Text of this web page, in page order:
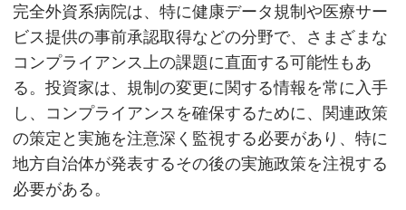
完全外資系病院は、特に健康データ規制や医療サー
ビス提供の事前承認取得などの分野で、さまざまな
コンプライアンス上の課題に直面する可能性もあ
る。投資家は、規制の変更に関する情報を常に入手
し、コンプライアンスを確保するために、関連政策
の策定と実施を注意深く監視する必要があり、特に
地方自治体が発表するその後の実施政策を注視する
必要がある。